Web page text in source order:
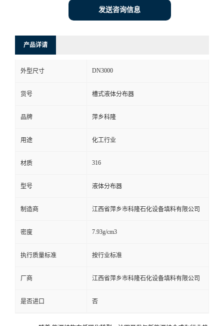
方
发送咨询信息
产品详请
外型尺寸 DN3000
货号 槽式液体分布器
品牌 萍乡科隆
用途 化工行业
材质 316
型号 液体分布器
制造商 江西省萍乡市科隆石化设备填料有限公司
密度 7.93g/cm3
执行质量标准 按行业标准
厂商 江西省萍乡市科隆石化设备填料有限公司
是否进口 否